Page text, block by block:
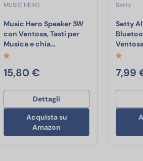
Altoparlante Bluetooth IP7
MUSIC HERO
Music Hero Speaker 3W
con Ventosa, Tasti per
Musica e chia…Music Hero Speaker 3W
15,80 €
Dettagli
Acquista su
Amazon
Setty
Setty
7,99